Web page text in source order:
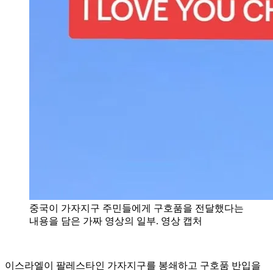
중국이 가자지구 주민들에게 구호품을 전달했다는
내용을 담은 가짜 영상의 일부. 영상 캡처
이스라엘이 팔레스타인 가자지구를 봉쇄하고 구호품 반입을